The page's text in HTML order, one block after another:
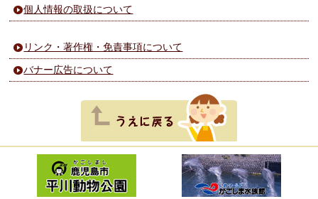
個人情報の取扱について
リンク・著作権・免責事項について
バナー広告について